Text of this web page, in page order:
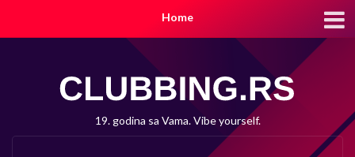
Home
19. godina sa Vama. Vibe yourself.